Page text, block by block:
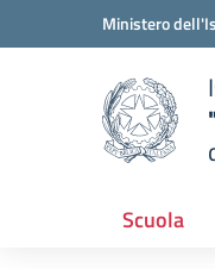
Vai ai contenuti
Vai al menu di navigazione
Ministero
scuola
Scuola